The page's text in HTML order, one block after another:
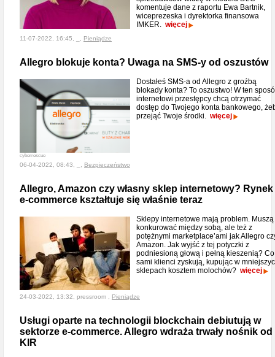
komentuje dane z raportu Ewa Bartnik,
wiceprezeska i dyrektorka finansowa
IMKER. więcej
11-07-2022, 16:45, _, Pieniądze
Allegro blokuje konta? Uwaga na SMS-y od oszustów
cyberrescue
Dostałeś SMS-a od Allegro z groźbą
blokady konta? To oszustwo! W ten
internetowi przestępcy chcą otrzymać
dostęp do Twojego konta bankowego,
przejąć Twoje środki. więcej
06-04-2022, 08:43, _, Bezpieczeństwo
Allegro, Amazon czy własny sklep internetowy? Rynek
e-commerce kształtuje się właśnie teraz
Sklepy internetowe mają problem. Muszą
konkurować między sobą, ale też z
potężnymi marketplace’ami jak Allegro
Amazon. Jak wyjść z tej potyczki z
podniesioną głową i pełną kieszenią? Co
sami klienci zyskują, kupując w
sklepach kosztem molochów? więcej
24-03-2022, 13:32, pressroom , Pieniądze
Usługi oparte na technologii blockchain debiutują w
sektorze e-commerce. Allegro wdraża trwały nośnik od
KIR